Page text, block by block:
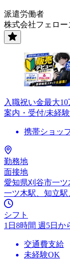
派遣労働者
株式会社フェロー
入職祝い金最大
案内・受付/未経
携帯ショッ
勤務地
面接地
愛知県刈谷市一ツ
一ツ木駅、知立駅
シフト
1日8時間 週5日か
交通費支給
未経験OK